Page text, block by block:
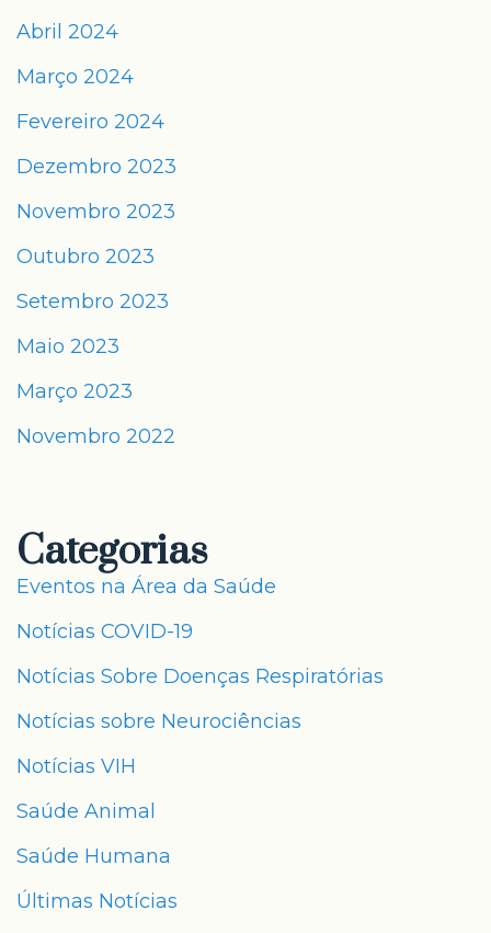
Abril 2024
Março 2024
Fevereiro 2024
Dezembro 2023
Novembro 2023
Outubro 2023
Setembro 2023
Maio 2023
Março 2023
Novembro 2022
Categorias
Eventos na Área da Saúde
Notícias COVID-19
Notícias Sobre Doenças Respiratórias
Notícias sobre Neurociências
Notícias VIH
Saúde Animal
Saúde Humana
Últimas Notícias